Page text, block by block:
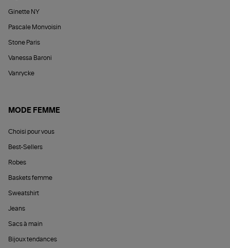
Ginette NY
Pascale Monvoisin
Stone Paris
Vanessa Baroni
Vanrycke
MODE FEMME
Choisi pour vous
Best-Sellers
Robes
Baskets femme
Sweatshirt
Jeans
Sacs à main
Bijoux tendances